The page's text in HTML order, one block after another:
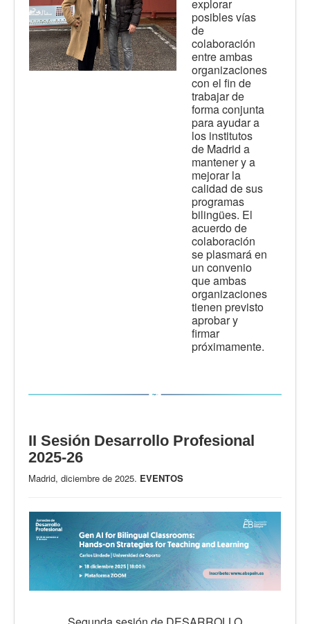
explorar
posibles vías
de
colaboración
entre ambas
organizaciones
con el fin de
trabajar de
forma conjunta
para ayudar a
los institutos
de Madrid a
mantener y a
mejorar la
calidad de sus
programas
bilingües. El
acuerdo de
colaboración
se plasmará en
un convenio
que ambas
organizaciones
tienen previsto
aprobar y
firmar
próximamente.
II Sesión Desarrollo Profesional
2025-26
Madrid, diciembre de 2025. EVENTOS